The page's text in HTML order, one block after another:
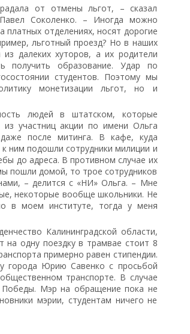
от отмены льгот, – сказал
Соколенко. – Иногда можно
отделениях, носят дорогие
льготный проезд? Но в наших
далеких хуторов, а их родители
получить образование. Удар по
студентов. Поэтому мы
монетизации льгот, но и
людей в штатском, которые
участниц акции по имени Ольга
после митинга. В кафе, куда
ним подошли сотрудники милиции и
до адреса. В противном случае их
пошли домой, то трое сотрудников
– делится с «НИ» Ольга. – Мне
некоторые вообще школьники. Не
в моем институте, тогда у меня
Калининградской области,
одну поездку в трамвае стоит 8
примерно равен стипендии.
города Юрию Савенко с просьбой
транспорте. В случае
Победы. Мэр на обращение пока не
мэрии, студентам ничего не